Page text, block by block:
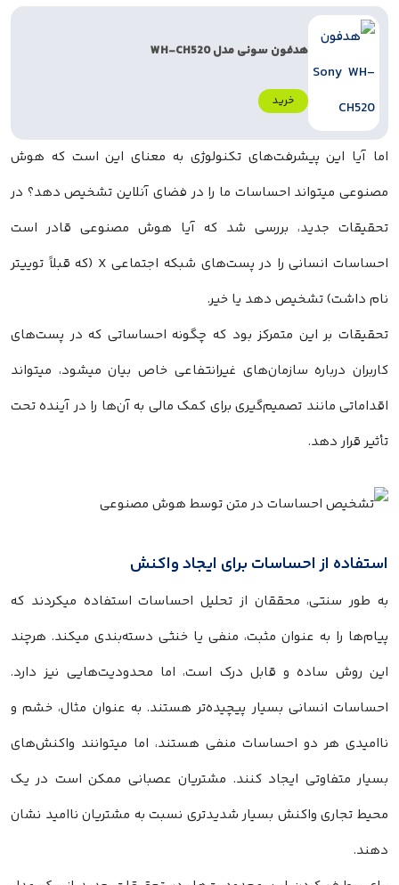
هدفون سونی مدل WH-CH520
خرید
اما آیا این پیشرفت‌های تکنولوژی به معنای این است که هوش
مصنوعی میتواند احساسات ما را در فضای آنلاین تشخیص دهد؟ در
تحقیقات جدید، بررسی شد که آیا هوش مصنوعی قادر است
احساسات انسانی را در پست‌های شبکه اجتماعی X (که قبلاً توییتر
نام داشت) تشخیص دهد یا خیر.
تحقیقات بر این متمرکز بود که چگونه احساساتی که در پست‌های
کاربران درباره سازمان‌های غیرانتفاعی خاص بیان میشود، میتواند
اقداماتی مانند تصمیم‌گیری برای کمک مالی به آن‌ها را در آینده تحت
تأثیر قرار دهد.
استفاده از احساسات برای ایجاد واکنش
به طور سنتی، محققان از تحلیل احساسات استفاده میکردند که
پیام‌ها را به عنوان مثبت، منفی یا خنثی دسته‌بندی میکند. هرچند
این روش ساده و قابل درک است، اما محدودیت‌هایی نیز دارد.
احساسات انسانی بسیار پیچیده‌تر هستند. به عنوان مثال، خشم و
ناامیدی هر دو احساسات منفی هستند، اما میتوانند واکنش‌های
بسیار متفاوتی ایجاد کنند. مشتریان عصبانی ممکن است در یک
محیط تجاری واکنش بسیار شدیدتری نسبت به مشتریان ناامید نشان
دهند.